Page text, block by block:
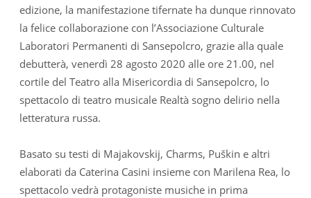
edizione, la manifestazione tifernate ha dunque rinnovato
la felice collaborazione con l’Associazione Culturale
Laboratori Permanenti di Sansepolcro, grazie alla quale
debutterà, venerdì 28 agosto 2020 alle ore 21.00, nel
cortile del Teatro alla Misericordia di Sansepolcro, lo
spettacolo di teatro musicale Realtà sogno delirio nella
letteratura russa.
Basato su testi di Majakovskij, Charms, Puškin e altri
elaborati da Caterina Casini insieme con Marilena Rea, lo
spettacolo vedrà protagoniste musiche in prima